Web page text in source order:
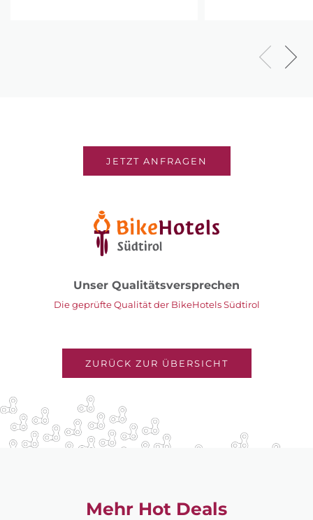
JETZT ANFRAGEN
Unser Qualitätsversprechen
Die geprüfte Qualität der BikeHotels Südtirol
ZURÜCK ZUR ÜBERSICHT
Mehr Hot Deals